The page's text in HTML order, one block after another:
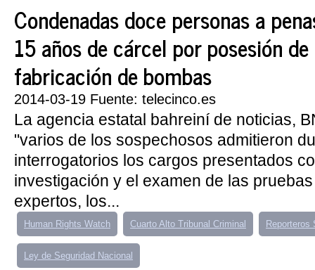
Condenadas doce personas a
15 años de cárcel por posesión
fabricación de bombas
2014-03-19 Fuente: telecinco.es
La agencia estatal bahreiní de noticias,
"varios de los sospechosos admitieron
interrogatorios los cargos presentados
investigación y el examen de las
expertos, los...
Human Rights Watch Cuarto Alto Tribunal Criminal Reporteros
Ley de Seguridad Nacional